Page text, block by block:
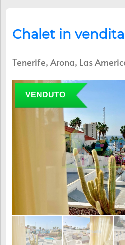
Chalet in vendita
Tenerife, Arona, Las
VENDUTO